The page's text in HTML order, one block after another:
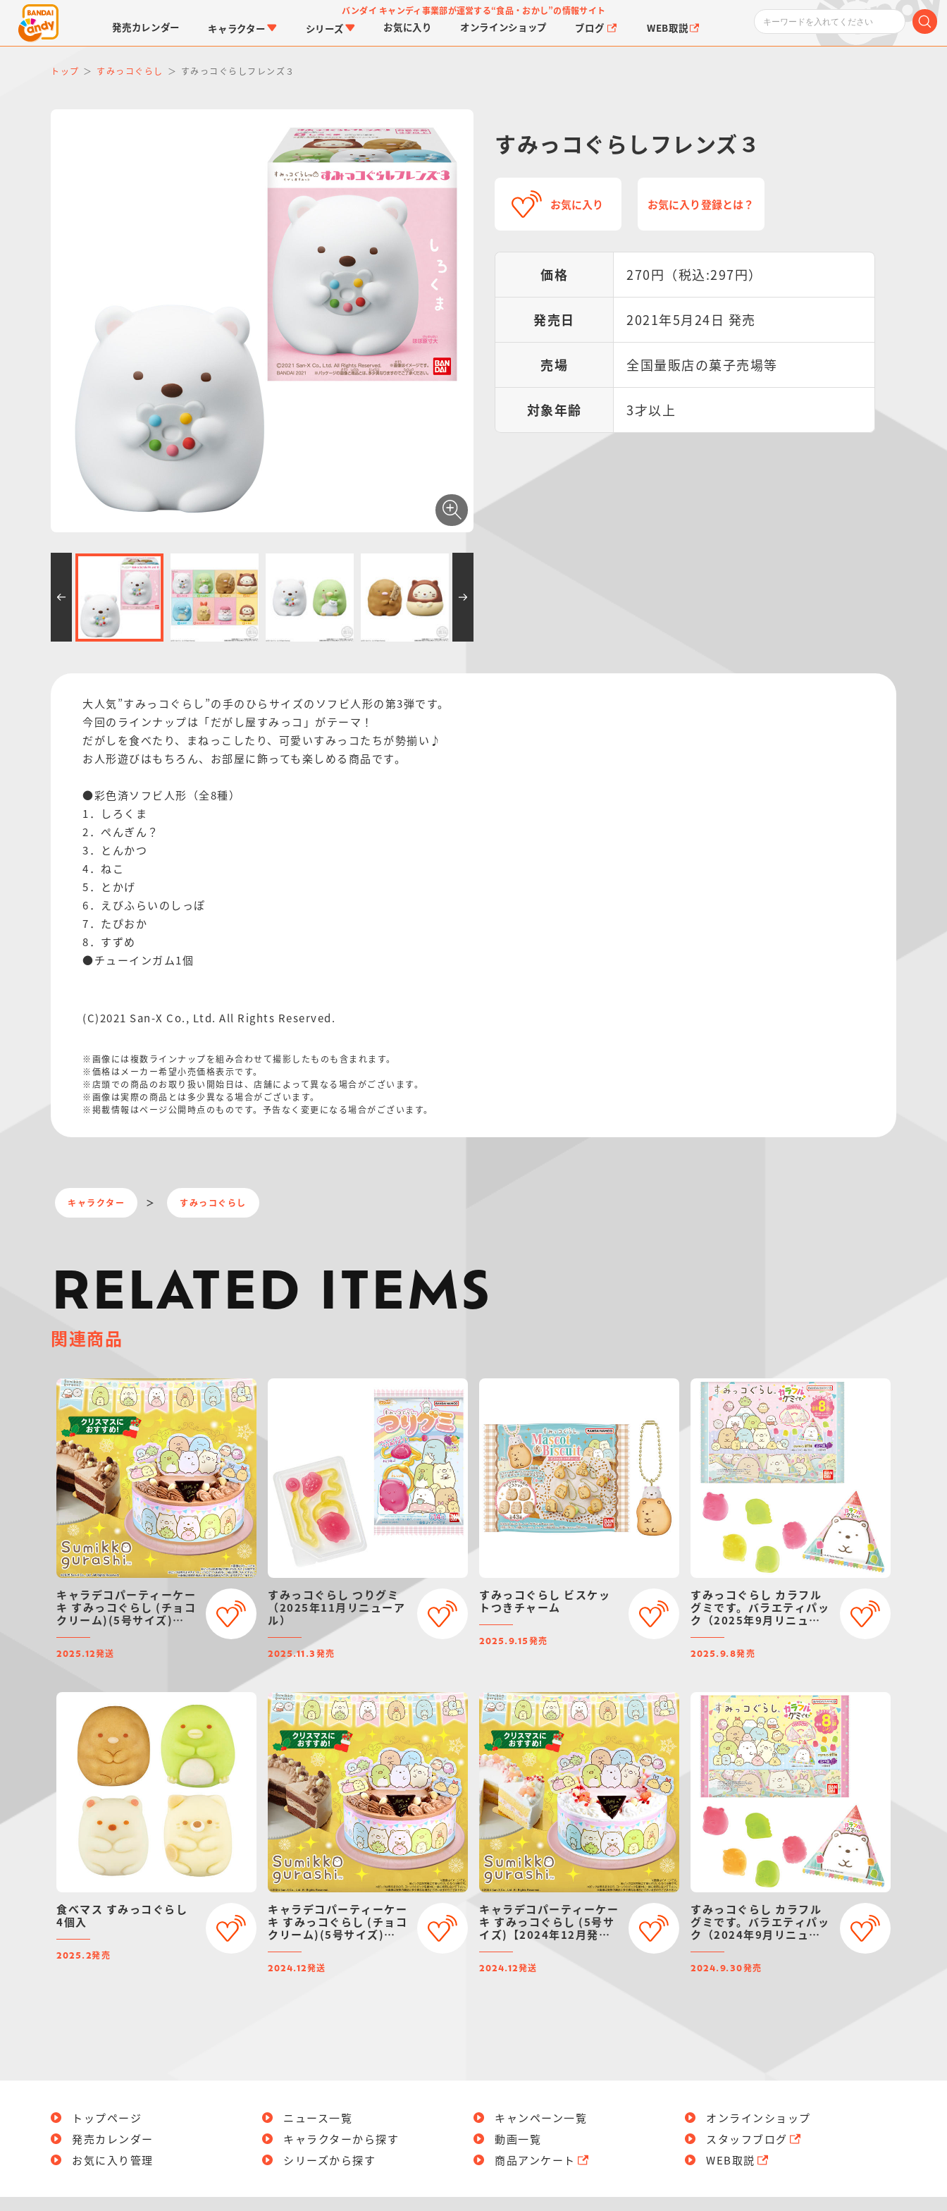
バンダイ キャンディ事業部が運営する“食品・おかし”の情報サイト
発売カレンダー キャラクター
仮面ライダーシリーズ
PROJECT R.E.D.・ス
ーパー戦隊シリーズ
プリキュアシリーズ
シリーズ
つりグミ チョコサプ
スクエアシール
お気に入り オンラインショップ ブログ WEB取説
トップ すみっコぐらし すみっコぐらしフレンズ３
すみっコぐらしフレンズ３
お気に入り お気に入り登録とは？
価格 270円（税込:297円）
発売日 2021年5月24日 発売
売場 全国量販店の菓子売場等
対象年齢 3才以上
大人気”すみっコぐらし”の手のひらサイズのソフビ人形の第3弾です。
今回のラインナップは「だがし屋すみっコ」がテーマ！
だがしを食べたり、まねっこしたり、可愛いすみっコたちが勢揃い♪
お人形遊びはもちろん、お部屋に飾っても楽しめる商品です。
●彩色済ソフビ人形（全8種）
1．しろくま
2．ぺんぎん？
3．とんかつ
4．ねこ
5．とかげ
6．えびふらいのしっぽ
7．たぴおか
8．すずめ
●チューインガム1個
(C)2021 San-X Co., Ltd. All Rights Reserved.
※画像には複数ラインナップを組み合わせて撮影したものも含まれます。
※価格はメーカー希望小売価格表示です。
※店頭での商品のお取り扱い開始日は、店舗によって異なる場合がございます。
※画像は実際の商品とは多少異なる場合がございます。
※掲載情報はページ公開時点のものです。予告なく変更になる場合がございます。
キャラクター すみっコぐらし
RELATED ITEMS
関連商品
キャラデコパーティーケー
キ すみっコぐらし (チョコ
クリーム)(5号サイズ)
スマス予約】
2025.12発送
すみっコぐらし つりグミ
（2025年11月リニューア
ル）
2025.11.3 発売
すみっコぐらし ビスケッ
トつきチャーム
2025.9.15 発売
すみっコぐらし カラフル
グミです。バラエティパッ
ク（2025年9月リニュー
2025.9.8発売
食べマス すみっコぐらし
4個入
2025.2発売
キャラデコパーティーケー
キ すみっコぐらし (チョコ
クリーム)(5号サイズ)
スマス予約】
2024.12発送
キャラデコパーティーケー
キ すみっコぐらし (5号サ
イズ)【2024年12月発
2024.12発送
すみっコぐらし カラフル
グミです。バラエティパッ
ク（2024年9月リニュー
2024.9.30発売
トップページ
発売カレンダー
お気に入り管理
ニュース一覧
キャラクターから探す
シリーズから探す
キャンペーン一覧
動画一覧
商品アンケート
オンラインショップ
スタッフブログ
WEB取説